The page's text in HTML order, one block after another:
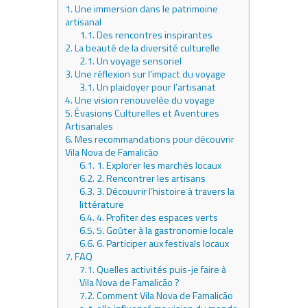
1.Une immersion dans le patrimoine
artisanal
1.1.Des rencontres inspirantes
2.La beauté de la diversité culturelle
2.1.Un voyage sensoriel
3.Une réflexion sur l’impact du voyage
3.1.Un plaidoyer pour l’artisanat
4.Une vision renouvelée du voyage
5.Évasions Culturelles et Aventures
Artisanales
6.Mes recommandations pour découvrir
Vila Nova de Famalicão
6.1. 1. Explorer les marchés locaux
6.2. 2. Rencontrer les artisans
6.3. 3. Découvrir l’histoire à travers la
littérature
6.4.4. Profiter des espaces verts
6.5.5. Goûter à la gastronomie locale
6.6.6. Participer aux festivals locaux
7.FAQ
7.1.Quelles activités puis-je faire à
Vila Nova de Famalicão ?
7.2.Comment Vila Nova de Famalicão